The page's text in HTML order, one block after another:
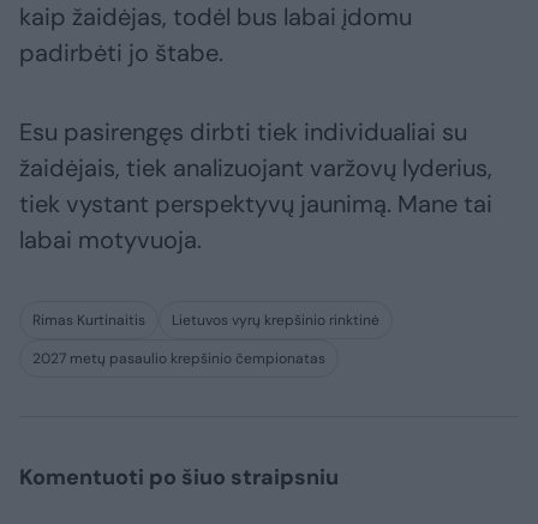
kaip žaidėjas, todėl bus labai įdomu
padirbėti jo štabe.
Esu pasirengęs dirbti tiek individualiai su
žaidėjais, tiek analizuojant varžovų lyderius,
tiek vystant perspektyvų jaunimą. Mane tai
labai motyvuoja.
Rimas Kurtinaitis
Lietuvos vyrų krepšinio rinktinė
2027 metų pasaulio krepšinio čempionatas
Komentuoti po šiuo straipsniu